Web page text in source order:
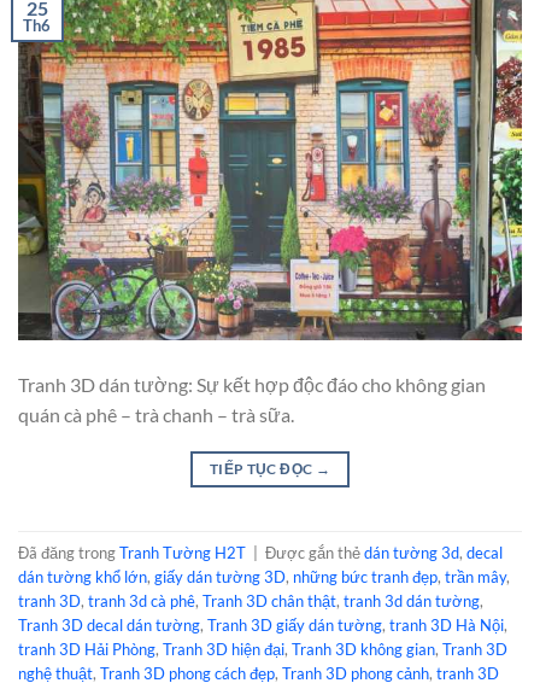
25
Th6
Tranh 3D dán tường: Sự kết hợp độc đáo cho không gian
quán cà phê – trà chanh – trà sữa.
TIẾP TỤC ĐỌC →
Đã đăng trongTranh Tường H2T Được gắn thẻdán tường 3d, decal
dán tường khổ lớn, giấy dán tường 3D, những bức tranh đẹp, trần mây,
tranh 3D, tranh 3d cà phê, Tranh 3D chân thật, tranh 3d dán tường,
Tranh 3D decal dán tường, Tranh 3D giấy dán tường, tranh 3D Hà Nội,
tranh 3D Hải Phòng, Tranh 3D hiện đại, Tranh 3D không gian, Tranh 3D
nghệ thuật, Tranh 3D phong cách đẹp, Tranh 3D phong cảnh, tranh 3D